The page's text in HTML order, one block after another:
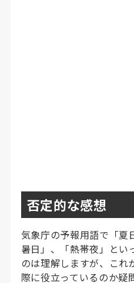
否定的な感想
気象庁の予報用語で「夏
暑日」、「熱帯夜」とい
のは理解しますが、これ
際に役立っているのか疑